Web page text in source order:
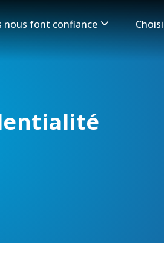
nous font confiance